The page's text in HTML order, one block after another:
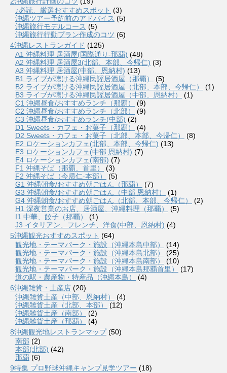
♪必読、厳選おすすめスポット (3)
沖縄ツアー予約前のアドバイス (5)
沖縄旅行モデルコース (5)
沖縄旅行行動プラン作成のコツ (6)
4沖縄レストランガイド (125)
A1 沖縄料理 居酒屋(国際通り-那覇) (48)
A2 沖縄料理 居酒屋3(北部、本部、今帰仁) (3)
A3 沖縄料理 居酒屋(中部、恩納村) (13)
B1 ライブが聴ける沖縄民謡居酒屋（那覇）
(5)
B2 ライブが聴ける沖縄民謡居酒屋（北部、本部、今帰仁）
(1)
B3 ライブが聴ける沖縄民謡居酒屋（中部、恩納村）
(1)
C1 沖縄昼食/おすすめランチ（那覇）
(9)
C2 沖縄昼食/おすすめランチ（北部）
(9)
C3 沖縄昼食/おすすめランチ(中部) (2)
D1 Sweets・カフェ・お菓子（那覇）
(4)
D2 Sweets・カフェ・お菓子（北部、本部、今帰仁）
(8)
E2 ロケーションカフェ(北部、本部、今帰仁) (13)
E3 ロケーションカフェ(中部 恩納村) (7)
E4 ロケーションカフェ(南部) (7)
F1 沖縄そば（那覇、首里）
(3)
F2 沖縄そば（今帰仁-本部）
(5)
G1 沖縄朝食/おすすめ朝ごはん（那覇）
(7)
G3 沖縄朝食/おすすめ朝ごはん（中部 恩納村）
(1)
G4 沖縄朝食/おすすめ朝ごはん（北部、本部、今帰仁）
(2)
H1 深夜営業のお店、居酒屋、沖縄料理（那覇）
(5)
I1 中華、餃子（那覇）
(1)
J3 イタリアン、フレンチ、洋食(中部、恩納村) (4)
5沖縄観光おすすめスポット (64)
観光地・テーマパーク・施設（沖縄本島中部）
(14)
観光地・テーマパーク・施設（沖縄本島北部）
(25)
観光地・テーマパーク・施設（沖縄本島南部）
(10)
観光地・テーマパーク・施設（沖縄本島那覇首里）
(17)
道の駅・農産物・特産品（沖縄本島）
(4)
6沖縄雑貨・土産店 (20)
沖縄雑貨土産（中部、恩納村）
(4)
沖縄雑貨土産（北部、本部）
(12)
沖縄雑貨土産（南部）
(2)
沖縄雑貨土産（那覇）
(4)
8沖縄観光地レストランマップ(50)
南部 (2)
本部(北部) (42)
那覇 (6)
9特集 プロ野球沖縄キャンプ見学ツアー (18)